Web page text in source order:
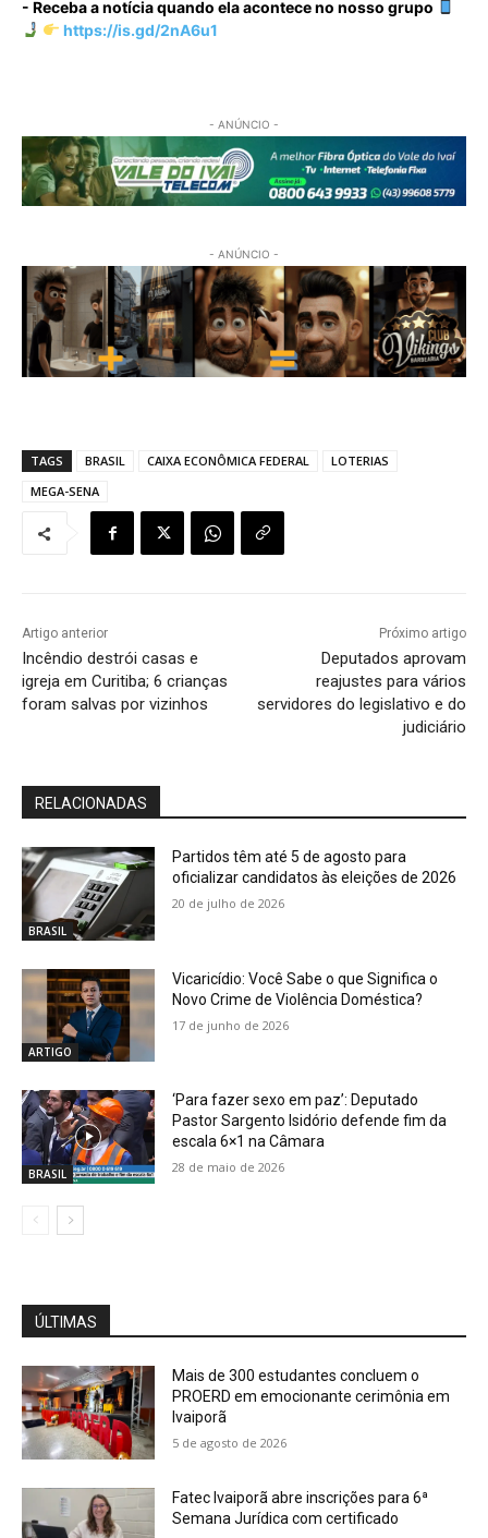
- Receba a notícia quando ela acontece no nosso grupo
https://is.gd/2nA6u1
- ANÚNCIO -
- ANÚNCIO -
TAGS BRASIL CAIXA ECONÔMICA FEDERAL
LOTERIAS
MEGA-SENA
Artigo anterior
Incêndio destrói casas e
igreja em Curitiba; 6 crianças
foram salvas por vizinhos
Próximo artigo
Deputados aprovam
reajustes para vários
servidores do legislativo e do
judiciário
RELACIONADAS
BRASIL
Partidos têm até 5 de agosto para
oficializar candidatos às eleições de 2026
20 de julho de 2026
ARTIGO
Vicaricídio: Você Sabe o que Significa o
Novo Crime de Violência Doméstica?
17 de junho de 2026
BRASIL
‘Para fazer sexo em paz’: Deputado
Pastor Sargento Isidório defende fim da
escala 6×1 na Câmara
28 de maio de 2026
ÚLTIMAS
Mais de 300 estudantes concluem o
PROERD em emocionante cerimônia em
Ivaiporã
5 de agosto de 2026
Fatec Ivaiporã abre inscrições para 6ª
Semana Jurídica com certificado